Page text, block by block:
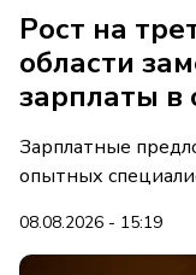
Рост на
области
зарплаты в
Зарплатные
опытных
08.08.2026 - 15:19